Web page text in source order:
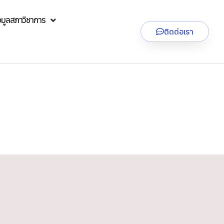
ลสภาวิชาการ
ติดต่อเรา